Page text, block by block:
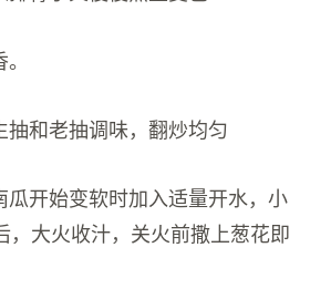
和老抽调味，翻炒均匀
瓜开始变软时加入适量开水，小
，大火收汁，关火前撒上葱花即